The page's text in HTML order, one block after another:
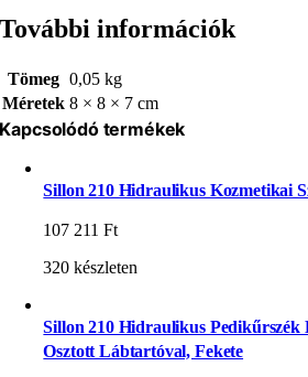
További információk
Tömeg 0,05 kg
Méretek 8 × 8 × 7 cm
Kapcsolódó termékek
Sillon 210 Hidraulikus Kozmetikai
107 211Ft
320 készleten
Sillon 210 Hidraulikus Pedikűrszék
Osztott Lábtartóval, Fekete